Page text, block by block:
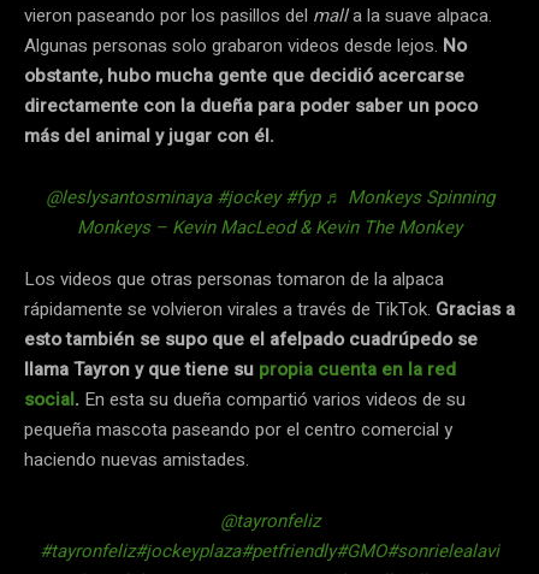
vieron paseando por los pasillos del malla la suave alpaca.
Algunas personas solo grabaron videos desde lejos. No
obstante, hubo mucha gente que decidió acercarse
directamente con la dueña para poder saber un poco
más del animal y jugar con él.
@leslysantosminaya #jockey #fyp ♬ Monkeys Spinning
Monkeys – Kevin MacLeod & Kevin The Monkey
Los videos que otras personas tomaron de la alpaca
rápidamente se volvieron virales a través de TikTok. Gracias a
esto también se supo que el afelpado cuadrúpedo se
llama Tayron y que tiene su propia cuenta en la red
social. En esta su dueña compartió varios videos de su
pequeña mascota paseando por el centro comercial y
haciendo nuevas amistades.
@tayronfeliz
#tayronfeliz#jockeyplaza#petfriendly#GMO#sonrielealavi